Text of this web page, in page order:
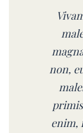
non,
enim,